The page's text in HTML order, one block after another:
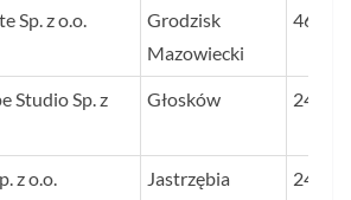
Sp. z o.o.
Grodzisk
Mazowiecki
46
Studio Sp. z
Głosków 24
z o.o. Jastrzębia 24